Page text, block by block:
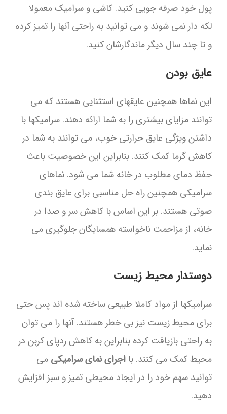
پول خود صرفه جویی کنید. کاشی و سرامیک معمولا
لکه دار نمی شوند و می توانید به راحتی آنها را تمیز کرده
و تا چند سال دیگر ماندگارشان کنید.
عایق بودن
این نماها همچنین عایقهای استثنایی هستند که می
توانند مزایای بیشتری را به شما ارائه دهند. سرامیکها با
داشتن ویژگی عایق حرارتی خوب، می توانند به شما در
کاهش گرما کمک کنند. بنابراین این خصوصیت باعث
حفظ دمای مطلوب در خانه شما می شود. نماهای
سرامیکی همچنین راه حل مناسبی برای عایق بندی
صوتی هستند. بر این اساس با کاهش سر و صدا در
خانه، از مزاحمت ناخواسته همسایگان جلوگیری می
نماید.
دوستدار محیط زیست
سرامیکها از مواد کاملا طبیعی ساخته شده اند پس حتی
برای محیط زیست نیز بی خطر هستند. آنها را می توان
به راحتی بازیافت کرده بنابراین به کاهش ردپای کربن در
محیط کمک می کنند. با اجرای نمای سرامیکی می
توانید سهم خود را در ایجاد محیطی تمیز و سبز افزایش
دهید.